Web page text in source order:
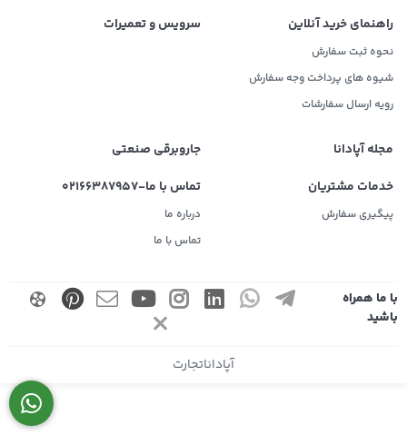
راهنمای خرید آنلاین
نحوه ثبت سفارش
شیوه های پرداخت وجه سفارش
رویه ارسال سفارشات
سرویس و تعمیرات
مجله آپادانا
جاروبرقی صنعتی
خدمات مشتریان
پیگیری سفارش
تماس با ما-02166387957
درباره ما
تماس با ما
با ما همراه
باشید
آپاداناتجارت